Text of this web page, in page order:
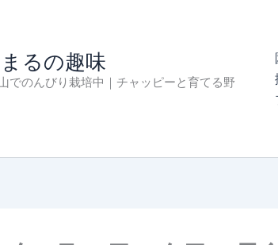
るの趣味
でのんびり栽培中｜チャッピーと育てる野